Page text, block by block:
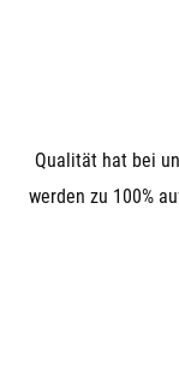
Qualität hat bei
werden zu 100%